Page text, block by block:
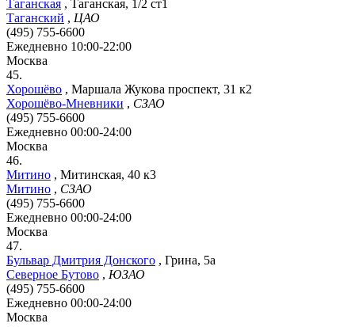
Таганская , Таганская, 1/2 ст1
Таганский , ЦАО
(495) 755-6600
Ежедневно 10:00-22:00
Москва
45.
Хорошёво , Маршала Жукова проспект, 31 к2
Хорошёво-Мневники , СЗАО
(495) 755-6600
Ежедневно 00:00-24:00
Москва
46.
Митино , Митинская, 40 к3
Митино , СЗАО
(495) 755-6600
Ежедневно 00:00-24:00
Москва
47.
Бульвар Дмитрия Донского , Грина, 5а
Северное Бутово , ЮЗАО
(495) 755-6600
Ежедневно 00:00-24:00
Москва